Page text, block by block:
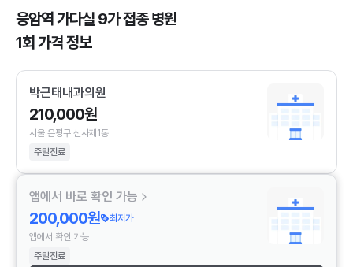
응암역 가다실 9가 접종 병원
1회 가격 정보
박근태내과의원
210,000원
서울 은평구 신사제1동
주말진료
앱에서 바로 확인 가능
200,000원
최저가
앱에서 확인 가능
주말진료